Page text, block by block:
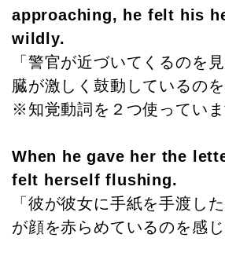
approaching, he felt his
wildly.
「警官が近づいてくるのを
臓が激しく鼓動しているのを
※知覚動詞を２つ使っていま
When he gave her the
felt herself flushing.
「彼が彼女に手紙を手渡し
が顔を赤らめているのを感じ